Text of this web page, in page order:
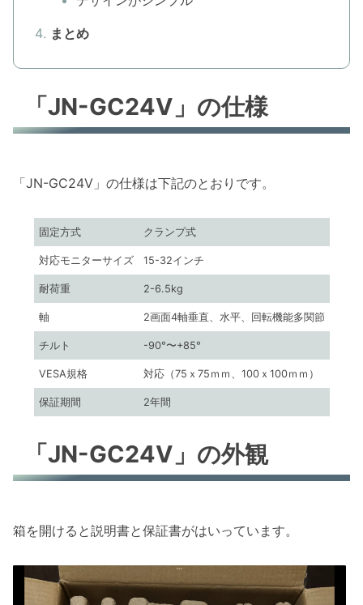
まとめ
「JN-GC24V」の仕様
「JN-GC24V」の仕様は下記のとおりです。
固定方式 クランプ式
対応モニターサイズ 15-32インチ
耐荷重 2-6.5kg
軸 2画面4軸垂直、水平、回転機能多関節
チルト -90°〜+85°
VESA規格 対応（75ｘ75ｍｍ、100ｘ100ｍｍ）
保証期間 2年間
「JN-GC24V」の外観
箱を開けると説明書と保証書がはいっています。